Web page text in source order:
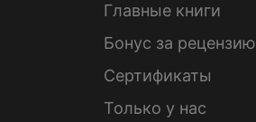
Главные книги
Бонус за рецензию
Сертификаты
Только у нас